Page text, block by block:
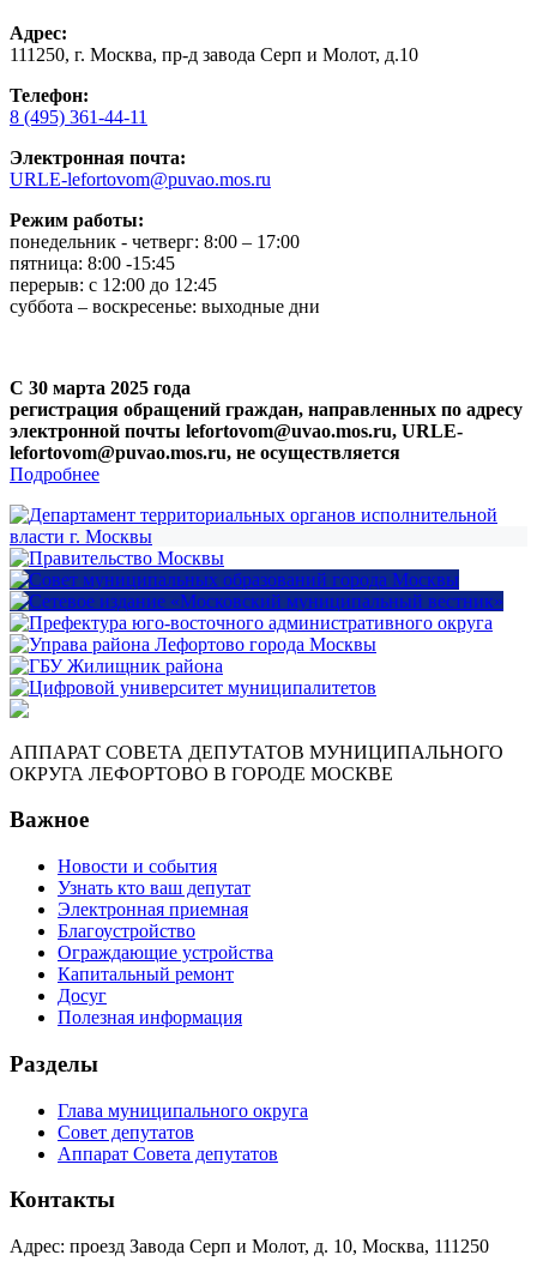
Адрес:
111250, г. Москва, пр-д завода Серп и Молот, д.10
Телефон:
8 (495) 361-44-11
Электронная почта:
URLE-lefortovom@puvao.mos.ru
Режим работы:
понедельник - четверг: 8:00 – 17:00
пятница: 8:00 -15:45
перерыв: с 12:00 до 12:45
суббота – воскресенье: выходные дни
С 30 марта 2025 года
регистрация обращений граждан, направленных по адресу
электронной почты lefortovom@uvao.mos.ru, URLE-
lefortovom@puvao.mos.ru, не осуществляется
Подробнее
АППАРАТ СОВЕТА ДЕПУТАТОВ МУНИЦИПАЛЬНОГО
ОКРУГА ЛЕФОРТОВО В ГОРОДЕ МОСКВЕ
Важное
Новости и события
Узнать кто ваш депутат
Электронная приемная
Благоустройство
Ограждающие устройства
Капитальный ремонт
Досуг
Полезная информация
Разделы
Глава муниципального округа
Совет депутатов
Аппарат Совета депутатов
Контакты
Адрес: проезд Завода Серп и Молот, д. 10, Москва, 111250